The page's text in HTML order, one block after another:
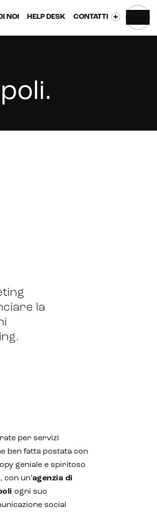
NOI HELP DESK CONTATTI
.
la
per servizi
ben fatta postata con
geniale e spiritoso
con un’agenzia di
ogni suo
social